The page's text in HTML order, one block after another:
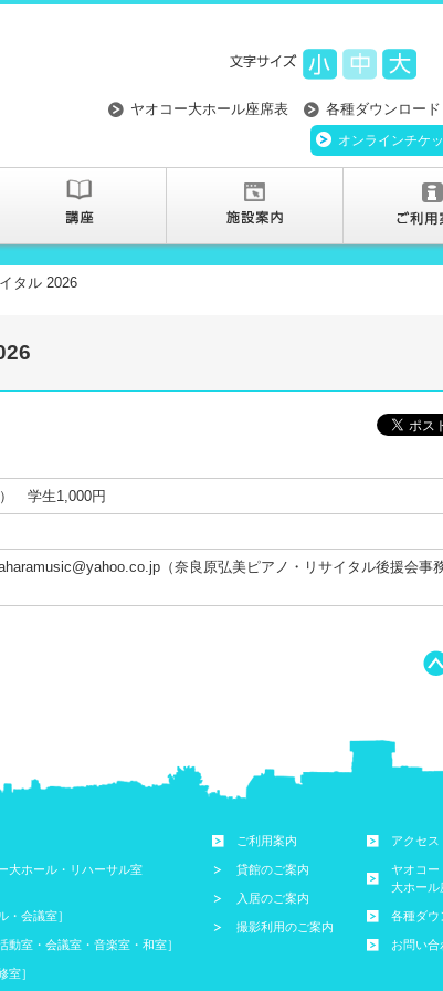
ヤオコー大ホール座席表 各種ダウンロード
オンラインチケ
タル 2026
） 学生1,000円
（奈良原弘美ピアノ・リサイタル後援会事
大ホール・リハーサル室
・会議室］
室・会議室・音楽室・和室］
室］
ご利用案内
貸館のご案内
入居のご案内
撮影利用のご案内
アクセス
ヤオコー
大ホール
各種ダウ
お問い合